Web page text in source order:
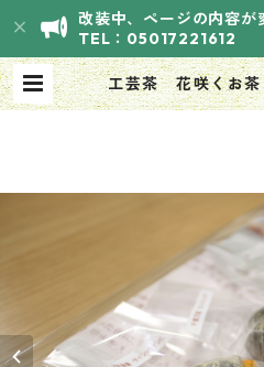
改装中、ページの内容が
TEL：05017221612
工芸茶 花咲くお
種類*1粒） |